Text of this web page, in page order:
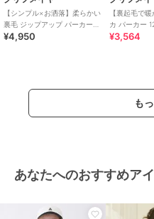
素材
本体: 綿
ブ: 綿90%,
商品のお取
ロゴ
/
吸水速乾
ライフスタ
パーカー
【シンプル×お洒落】柔らかい
裏毛 ジップアップ パーカー
120cm～170cm
¥4,950
【裏起毛で
カ パーカー
¥3,564
も
あなたへのおすすめア